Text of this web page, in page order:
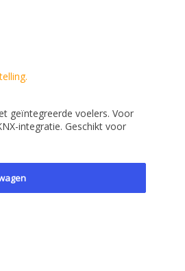
geïntegreerde voelers. Voor
integratie. Geschikt voor